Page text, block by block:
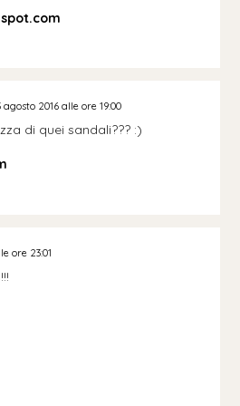
agosto 2016 alle ore 19:00
di quei sandali??? :)
ore 23:01